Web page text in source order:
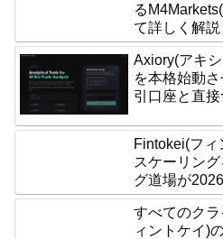
る
て詳しく解説
Axiory(アキ
を本格始動
引口座と直接
Fintokei(フィ
スケーリン
グ道場が
すべてのク
ィントケイ)